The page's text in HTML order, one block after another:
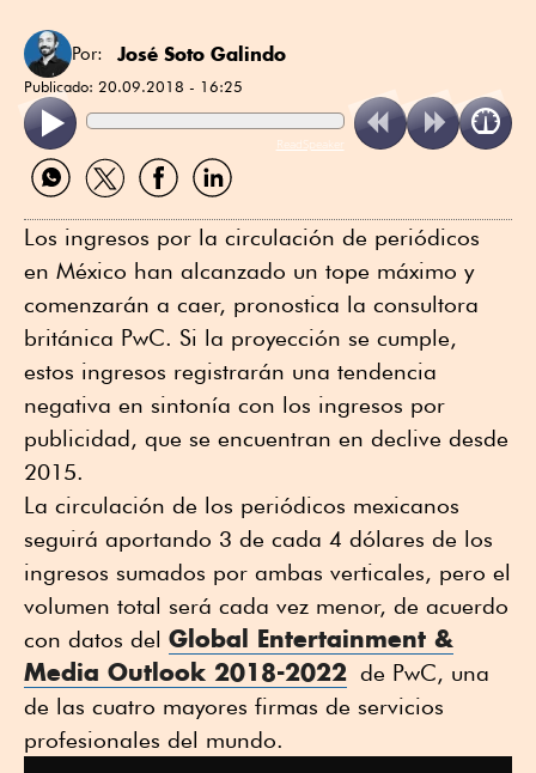
Por: José Soto Galindo
Publicado: 20.09.2018 - 16:25
ReadSpeaker
Compartir
por
Compartir
por
Compartir
por
Compartir
por
Los ingresos por la circulación de periódicos
en México han alcanzado un tope máximo y
comenzarán a caer, pronostica la consultora
británica PwC. Si la proyección se cumple,
estos ingresos registrarán una tendencia
negativa en sintonía con los ingresos por
publicidad, que se encuentran en declive desde
2015.
La circulación de los periódicos mexicanos
seguirá aportando 3 de cada 4 dólares de los
ingresos sumados por ambas verticales, pero el
volumen total será cada vez menor, de acuerdo
con datos del Global Entertainment &
Media Outlook 2018-2022 de PwC, una
de las cuatro mayores firmas de servicios
profesionales del mundo.